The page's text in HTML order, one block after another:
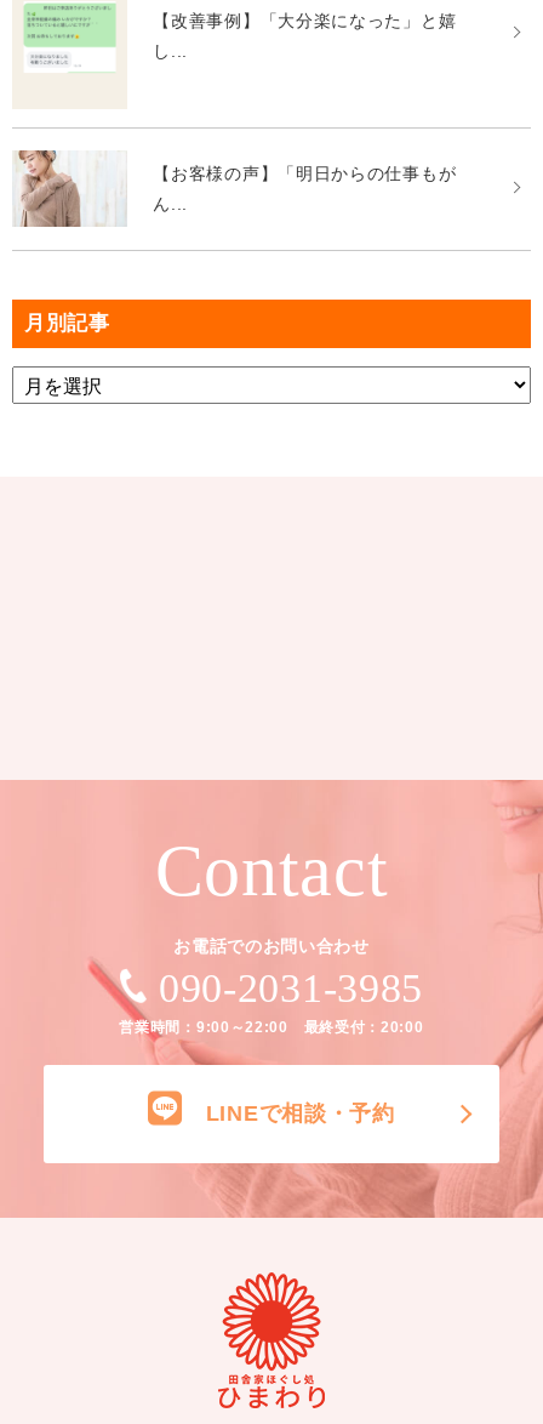
【改善事例】「大分楽になった」と嬉
し...
【お客様の声】「明日からの仕事もが
ん...
月別記事
Contact
お電話でのお問い合わせ
090-2031-3985
営業時間：9:00～22:00 最終受付：20:00
LINEで相談・予約